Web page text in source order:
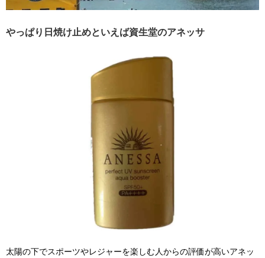
やっぱり日焼け止めといえば資生堂のアネッサ
太陽の下でスポーツやレジャーを楽しむ人からの評価が高いアネッ